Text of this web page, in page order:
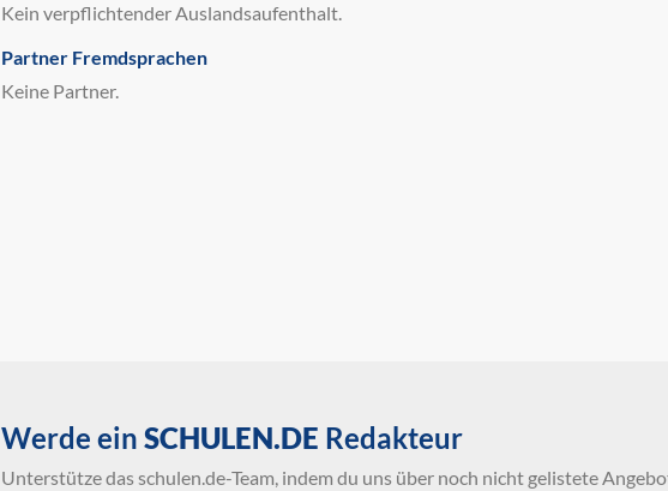
Kein verpflichtender Auslandsaufenthalt.
Partner Fremdsprachen
Keine Partner.
Werde ein SCHULEN.DE Redakteur
Unterstütze das schulen.de-Team, indem du uns über noch nicht gelistete